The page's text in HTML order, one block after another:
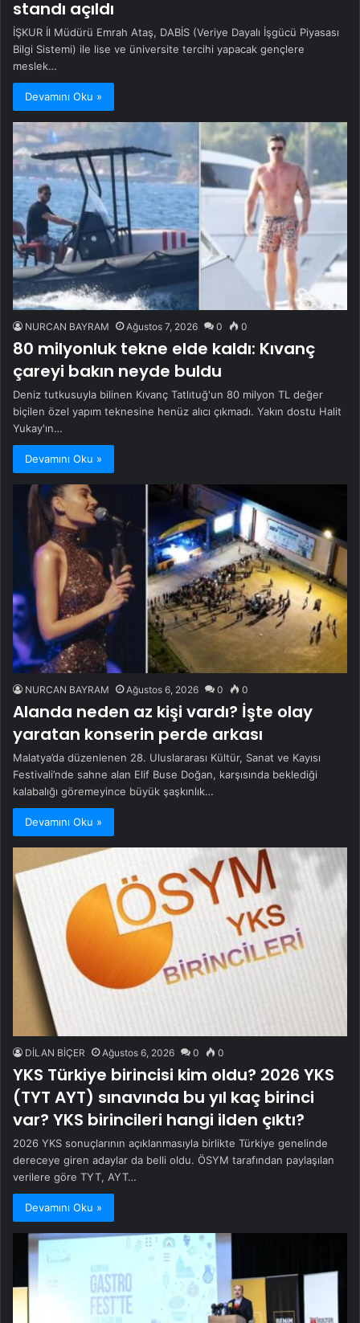
standı açıldı
İŞKUR İl Müdürü Emrah Ataş, DABİS (Veriye Dayalı İşgücü Piyasası
Bilgi Sistemi) ile lise ve üniversite tercihi yapacak gençlere
meslek…
Devamını Oku »
NURCAN BAYRAM Ağustos 7, 2026 0 0
80 milyonluk tekne elde kaldı: Kıvanç
çareyi bakın neyde buldu
Deniz tutkusuyla bilinen Kıvanç Tatlıtuğ'un 80 milyon TL değer
biçilen özel yapım teknesine henüz alıcı çıkmadı. Yakın dostu Halit
Yukay'ın…
Devamını Oku »
NURCAN BAYRAM Ağustos 6, 2026 0 0
Alanda neden az kişi vardı? İşte olay
yaratan konserin perde arkası
Malatya’da düzenlenen 28. Uluslararası Kültür, Sanat ve Kayısı
Festivali’nde sahne alan Elif Buse Doğan, karşısında beklediği
kalabalığı göremeyince büyük şaşkınlık…
Devamını Oku »
DİLAN BİÇER Ağustos 6, 2026 0 0
YKS Türkiye birincisi kim oldu? 2026 YKS
(TYT AYT) sınavında bu yıl kaç birinci
var? YKS birincileri hangi ilden çıktı?
2026 YKS sonuçlarının açıklanmasıyla birlikte Türkiye genelinde
dereceye giren adaylar da belli oldu. ÖSYM tarafından paylaşılan
verilere göre TYT, AYT…
Devamını Oku »